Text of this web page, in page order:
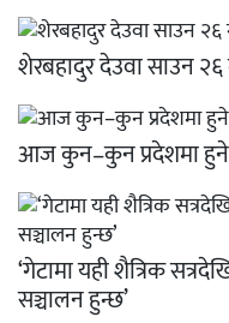
शेरबहादुर देउवा साउन
आज कुन–कुन प्रदेशमा
‘गेटामा यही शैत्रिक
सञ्चालन हुन्छ’